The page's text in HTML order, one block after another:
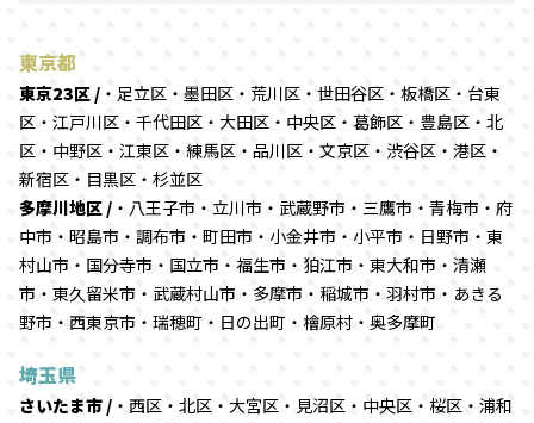
東京都
東京23区 / ・足立区・墨田区・荒川区・世田谷区・板橋区・台東
区・江戸川区・千代田区・大田区・中央区・葛飾区・豊島区・北
区・中野区・江東区・練馬区・品川区・文京区・渋谷区・港区・
新宿区・目黒区・杉並区
多摩川地区 / ・八王子市・立川市・武蔵野市・三鷹市・青梅市・府
中市・昭島市・調布市・町田市・小金井市・小平市・日野市・東
村山市・国分寺市・国立市・福生市・狛江市・東大和市・清瀬
市・東久留米市・武蔵村山市・多摩市・稲城市・羽村市・あきる
野市・西東京市・瑞穂町・日の出町・檜原村・奥多摩町
埼玉県
さいたま市 / ・西区・北区・大宮区・見沼区・中央区・桜区・浦和